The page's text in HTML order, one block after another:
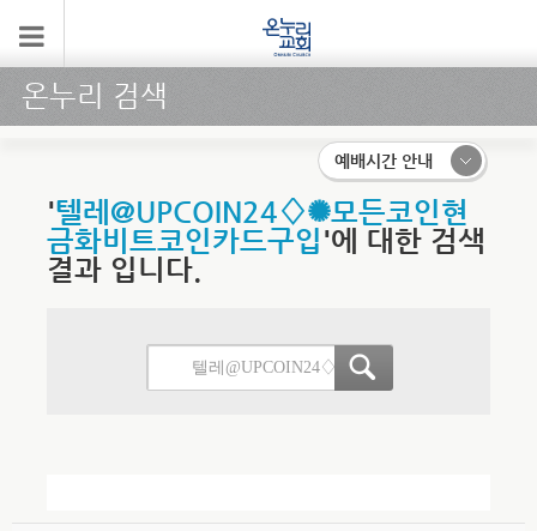
온누리 검색
예배시간 안내
'텔레@UPCOIN24♢✺모든코인현
금화비트코인카드구입'에 대한 검색
결과 입니다.